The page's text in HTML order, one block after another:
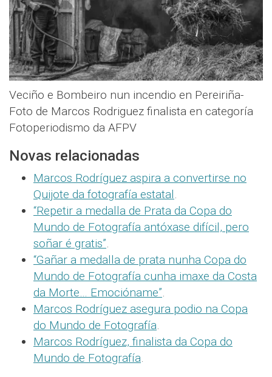
Veciño e Bombeiro nun incendio en Pereiriña-
Foto de Marcos Rodriguez finalista en categoría
Fotoperiodismo da AFPV
Novas relacionadas
Marcos Rodríguez aspira a convertirse no
Quijote da fotografía estatal.
“Repetir a medalla de Prata da Copa do
Mundo de Fotografía antóxase difícil, pero
soñar é gratis”.
“Gañar a medalla de prata nunha Copa do
Mundo de Fotografía cunha imaxe da Costa
da Morte… Emocióname”.
Marcos Rodríguez asegura podio na Copa
do Mundo de Fotografía.
Marcos Rodríguez, finalista da Copa do
Mundo de Fotografía.